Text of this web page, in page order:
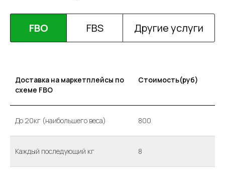
FBO FBS Другие услуги
Доставка на маркетплейсы по
схеме FBO
Стоимость(руб)
До 20кг (наибольшего веса) 800
Каждый последующий кг 8